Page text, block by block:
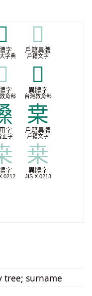
字
字典
𠭨
戶籍異體
戶籍文字
字
育部
𦶫
異體字
台灣教育部
字
正字
枽
戶籍異體
戶籍文字
字
0212
桒
異體字
JIS X 0213
tree; surname